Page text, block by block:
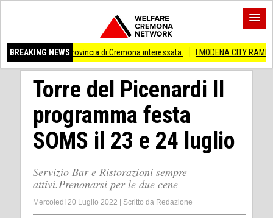
BREAKING NEWS
provincia di Cremona interessata. I MODENA CITY RAMBLERS ARRIVANO
Torre del Picenardi Il
programma festa
SOMS il 23 e 24 luglio
Servizio Bar e Ristorazioni sempre
attivi.Prenonarsi per le due cene
Mercoledì 20 Luglio 2022 Scritto da Redazione